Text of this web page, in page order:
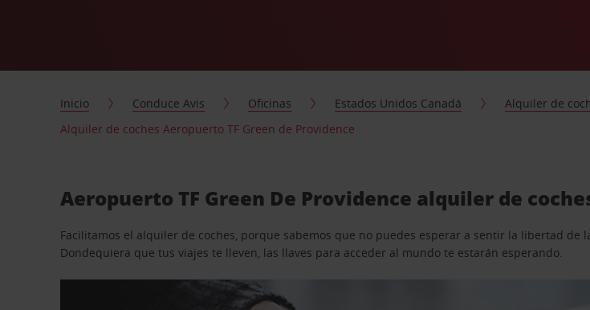
Inicio Conduce Avis Oficinas Estados Unidos Canadá Alquiler de
Alquiler de coches Aeropuerto TF Green de Providence
Aeropuerto TF Green De Providence alquiler de
Facilitamos el alquiler de coches, porque sabemos que no puedes esperar a sentir la libertad
Dondequiera que tus viajes te lleven, las llaves para acceder al mundo te estarán esperando.